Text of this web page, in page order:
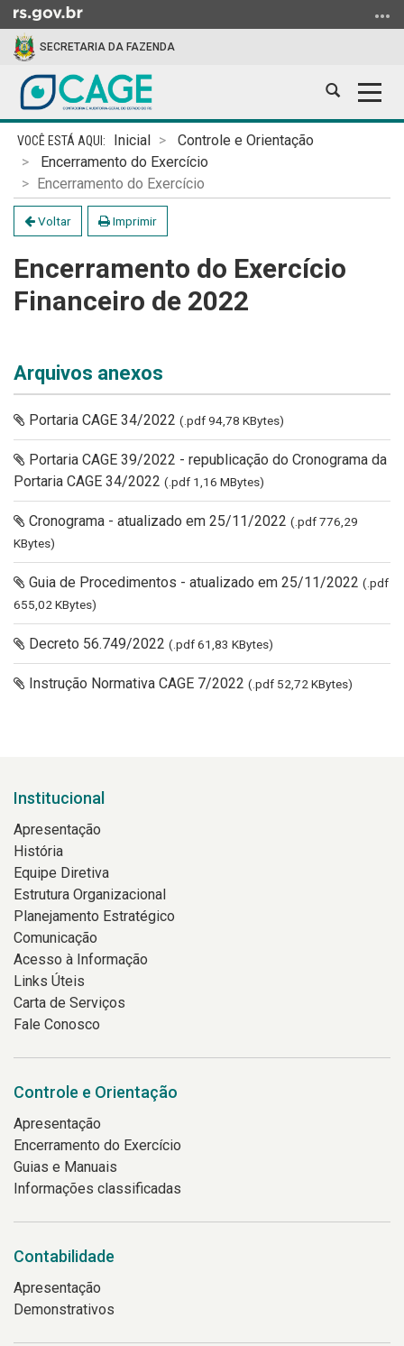
para
conteúdo
para
menu
para
SECRETARIA DA FAZENDA
Abrir
Início
conteúdo
Inicial
Controle e Orientação
Encerramento do Exercício
Encerramento do Exercício
Voltar Imprimir
Encerramento do Exercício
Financeiro de 2022
Arquivos anexos
Portaria CAGE 34/2022 (.pdf 94,78 KBytes)
Portaria CAGE 39/2022 - republicação do Cronograma da
Portaria CAGE 34/2022 (.pdf 1,16 MBytes)
Cronograma - atualizado em 25/11/2022 (.pdf 776,29
KBytes)
Guia de Procedimentos - atualizado em 25/11/2022 (.pdf
655,02 KBytes)
Decreto 56.749/2022 (.pdf 61,83 KBytes)
Instrução Normativa CAGE 7/2022 (.pdf 52,72 KBytes)
Institucional
Apresentação
História
Equipe Diretiva
Estrutura Organizacional
Planejamento Estratégico
Comunicação
Acesso à Informação
Links Úteis
Carta de Serviços
Fale Conosco
Controle e Orientação
Apresentação
Encerramento do Exercício
Guias e Manuais
Informações classificadas
Contabilidade
Apresentação
Demonstrativos